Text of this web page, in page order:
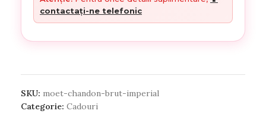
contactați-ne telefonic
SKU: moet-chandon-brut-imperial
Categorie: Cadouri